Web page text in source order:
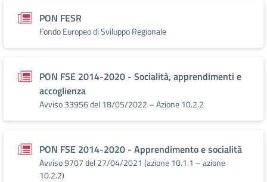
PON FESR
Fondo Europeo di Sviluppo Regionale
PON FSE 2014-2020 - Socialità, apprendimenti e
accoglienza
Avviso 33956 del 18/05/2022 – Azione 10.2.2
PON FSE 2014-2020 - Apprendimento e socialità
Avviso 9707 del 27/04/2021 (azione 10.1.1 – azione
10.2.2)